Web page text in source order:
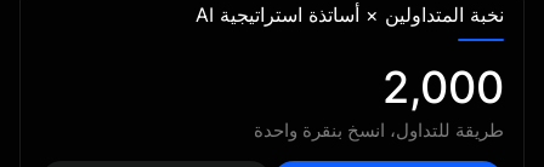
نخبة المتداولين × أساتذة استراتيجية AI
2,000
طريقة للتداول، انسخ بنقرة واحدة